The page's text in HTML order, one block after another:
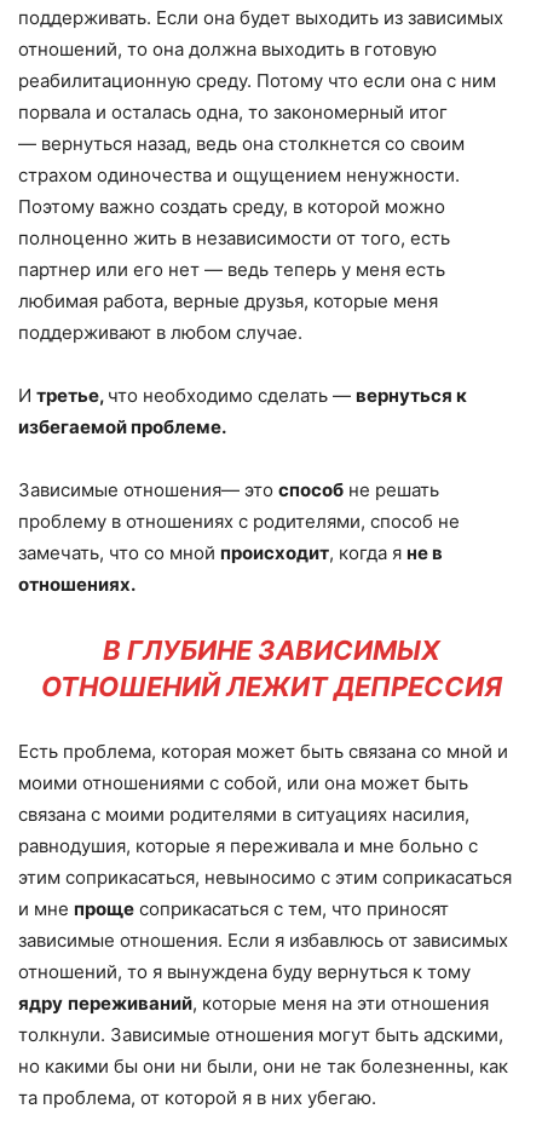
поддерживать. Если она будет выходить из зависимых
отношений, то она должна выходить в готовую
реабилитационную среду. Потому что если она с ним
порвала и осталась одна, то закономерный итог
— вернуться назад, ведь она столкнется со своим
страхом одиночества и ощущением ненужности.
Поэтому важно создать среду, в которой можно
полноценно жить в независимости от того, есть
партнер или его нет — ведь теперь у меня есть
любимая работа, верные друзья, которые меня
поддерживают в любом случае.
И третье, что необходимо сделать — вернуться к
избегаемой проблеме.
Зависимые отношения— это способ не решать
проблему в отношениях с родителями, способ не
замечать, что со мной происходит, когда я не в
отношениях.
В ГЛУБИНЕ ЗАВИСИМЫХ
ОТНОШЕНИЙ ЛЕЖИТ ДЕПРЕССИЯ
Есть проблема, которая может быть связана со мной и
моими отношениями с собой, или она может быть
связана с моими родителями в ситуациях насилия,
равнодушия, которые я переживала и мне больно с
этим соприкасаться, невыносимо с этим соприкасаться
и мне проще соприкасаться с тем, что приносят
зависимые отношения. Если я избавлюсь от зависимых
отношений, то я вынуждена буду вернуться к тому
ядру переживаний, которые меня на эти отношения
толкнули. Зависимые отношения могут быть адскими,
но какими бы они ни были, они не так болезненны, как
та проблема, от которой я в них убегаю.